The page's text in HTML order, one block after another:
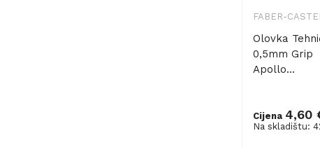
FABER-
Olovka
0,5mm Grip
Apollo...
Cijena 4,60
Na skladištu:
Dodaj u